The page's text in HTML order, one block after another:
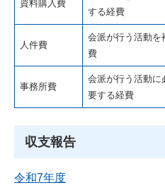
資料購入費
する経費
人件費
会派が行う活動を
費
事務所費
会派が行う活動に
要する経費
収支報告
令和7年度